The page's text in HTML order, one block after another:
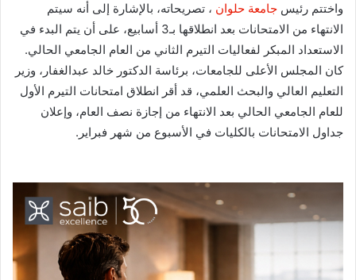
واختتم رئيس جامعة حلوان ، تصريحاته، بالإشارة إلى أنه سيتم
الانتهاء من الامتحانات بعد انطلاقها بـ3 أسابيع، على أن يتم البدء في
الاستعداد المبكر لفعاليات التيرم الثاني من العام الجامعي الحالي.
كان المجلس الأعلى للجامعات، برئاسة الدكتور خالد عبدالغفار، وزير
التعليم العالي والبحث العلمي، قد أقر انطلاق امتحانات التيرم الأول
للعام الجامعي الحالي بعد الانتهاء من إجازة نصف العام، وإعلان
جداول الامتحانات بالكليات في الأسبوع من شهر فبراير.